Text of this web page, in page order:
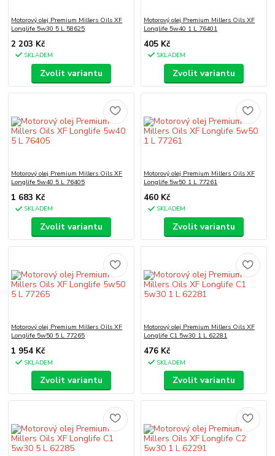
Motorový olej Premium Millers Oils XF
Longlife 5w30 5 L 58625
2 203 Kč
SKLADEM
Zvolit variantu
Motorový olej Premium Millers Oils XF
Longlife 5w40 1 L 76401
405 Kč
SKLADEM
Zvolit variantu
Motorový olej Premium Millers Oils XF
Longlife 5w40 5 L 76405
1 683 Kč
SKLADEM
Zvolit variantu
Motorový olej Premium Millers Oils XF
Longlife 5w50 1 L 77261
460 Kč
SKLADEM
Zvolit variantu
Motorový olej Premium Millers Oils XF
Longlife 5w50 5 L 77265
1 954 Kč
SKLADEM
Zvolit variantu
Motorový olej Premium Millers Oils XF
Longlife C1 5w30 1 L 62281
476 Kč
SKLADEM
Zvolit variantu